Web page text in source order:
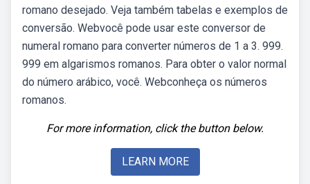
romano desejado. Veja também tabelas e exemplos de
conversão. Webvocê pode usar este conversor de
numeral romano para converter números de 1 a 3. 999.
999 em algarismos romanos. Para obter o valor normal
do número arábico, você. Webconheça os números
romanos.
For more information, click the button below.
LEARN MORE